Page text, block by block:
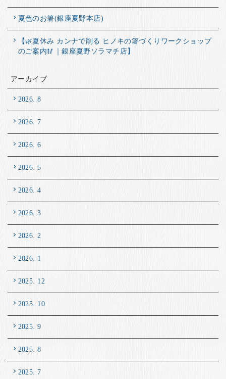
夏色のお箸(銀座夏野本店)
【🌿夏休み カンナで削る ヒノキの箸づくりワークショップ
のご案内🥢｜銀座夏野ソラマチ店】
アーカイブ
2026. 8
2026. 7
2026. 6
2026. 5
2026. 4
2026. 3
2026. 2
2026. 1
2025. 12
2025. 10
2025. 9
2025. 8
2025. 7